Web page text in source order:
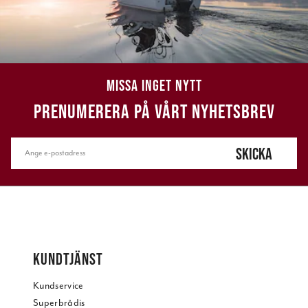
MISSA INGET NYTT
PRENUMERERA PÅ VÅRT NYHETSBREV
SKICKA
KUNDTJÄNST
Kundservice
Superbrådis